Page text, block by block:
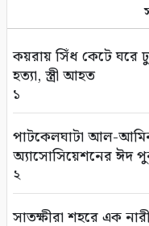
পাইকগাছায় বিলুপ্তির
৫
সাতক্ষীরা আদালত চত্বর
আসামীর পালানোর ব্যর্থ
৬
সুন্দরবনে
সক্রিয়? জেলেদের
৭
কয়রায় সিঁধ কেটে ঘরে
হত্যা, স্ত্রী আহত
১
পাটকেলঘাটা আল-আমিন
অ্যাসোসিয়েশনের ঈদ
২
সাতক্ষীরা শহরে এক